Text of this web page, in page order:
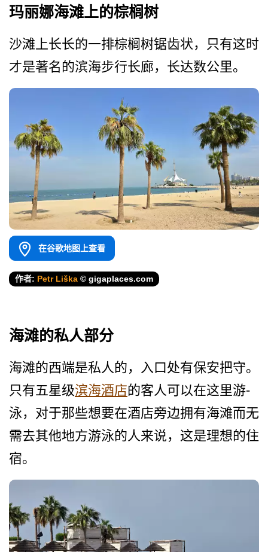
玛丽娜海滩上的棕榈树
沙滩上长长的一排棕榈树锯齿­状，只有这时
才是著名的滨海步行长廊，长达数公里。
在谷歌地图上查看
作者: Petr Liška © gigaplaces.com
海滩的私人部分
海滩的西端是私人的，入口处­有保安把守。
只有五星级滨海酒店的客人可以在这里游­
泳，对于那些想要在酒店旁边拥有海滩而无
需去其他地­方游泳的人来说，这是理想的住
宿。